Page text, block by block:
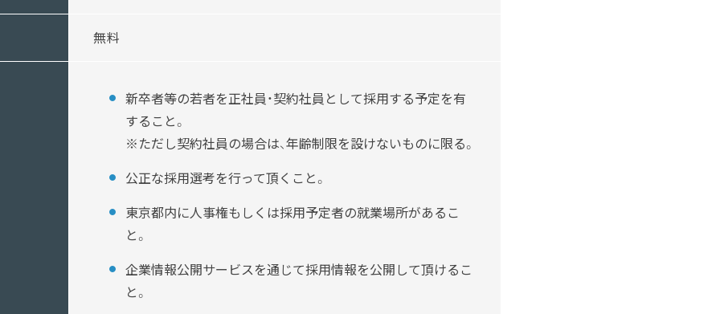
無料
新卒者等の若者を正社員・契約社員として採用する予定を有
すること。
※ただし契約社員の場合は、年齢制限を設けないものに限る。
公正な採用選考を行って頂くこと。
東京都内に人事権もしくは採用予定者の就業場所があるこ
と。
企業情報公開サービスを通じて採用情報を公開して頂けるこ
と。